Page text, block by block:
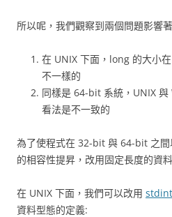
所以呢，我們觀察到兩個問題影響
在 UNIX 下面，long 的大小
不一樣的
同樣是 64-bit 系統，UNIX
看法是不一致的
為了使程式在 32-bit 與 64-bit 之
的相容性提昇，改用固定長度的資
在 UNIX 下面，我們可以改用
資料型態的定義: